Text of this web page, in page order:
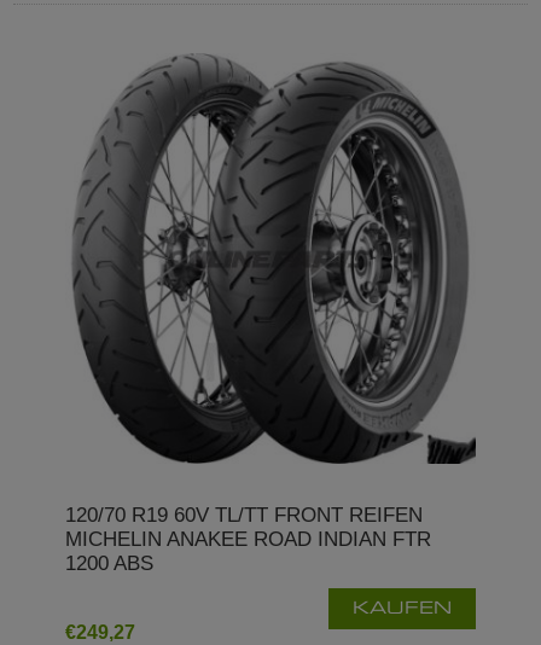
120/70 R19 60V TL/TT FRONT REIFEN
MICHELIN ANAKEE ROAD INDIAN FTR
1200 ABS
€249,27
KAUFEN